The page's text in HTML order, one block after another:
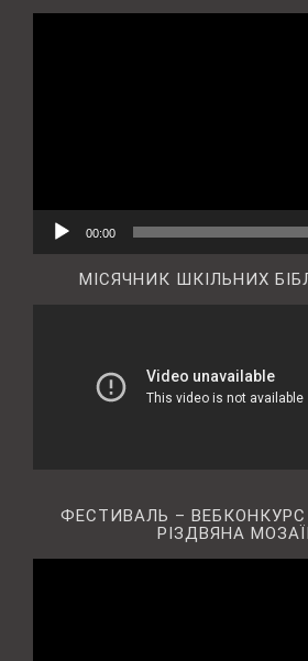
00:00
МІСЯЧНИК ШКІЛЬНИХ
ФЕСТИВАЛЬ – ВЕБКОНКУРС
РІЗДВЯНА